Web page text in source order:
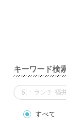
キーワード検
すべて